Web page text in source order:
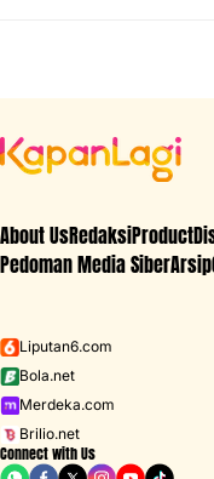
About UsRedaksiProduct
Pedoman Media SiberArsip
Liputan6.com
Bola.net
Merdeka.com
Brilio.net
Connect with Us